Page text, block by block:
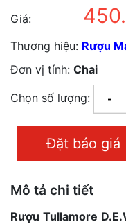
Giá:
Thương hiệu: Rượu
Đơn vị tính: Chai
Chọn số lượng: -
Đặt báo giá
Mô tả chi tiết
Rượu Tullamore